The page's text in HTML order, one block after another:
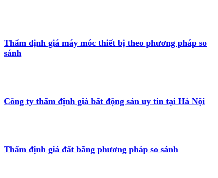
Thẩm định giá máy móc thiết bị theo phương pháp so
sánh
Công ty thẩm định giá bất động sản uy tín tại Hà Nội
Thẩm định giá đất bằng phương pháp so sánh